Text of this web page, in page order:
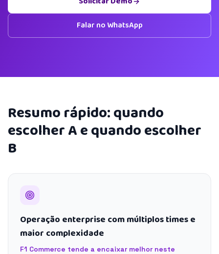
Falar no WhatsApp
Resumo rápido: quando
escolher A e quando escolher
B
Operação enterprise com múltiplos times e
maior complexidade
F1 Commerce tende a encaixar melhor neste